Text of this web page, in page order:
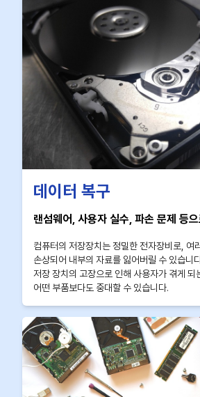
데이터 복구
랜섬웨어, 사용자 실수, 파손 문제 등
컴퓨터의 저장장치는 정밀한 전자장비로, 여
손상되어 내부의 자료를 잃어버릴 수 있습니
저장 장치의 고장으로 인해 사용자가 겪게 되
어떤 부품보다도 중대할 수 있습니다.